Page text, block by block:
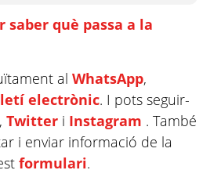
saber què passa a la
al WhatsApp,
electrònic. I pots seguir-
, Twitter i Instagram . També
i enviar informació de la
formulari.